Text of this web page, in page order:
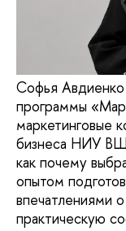
Софья
программы
маркетинговые
бизнеса НИУ
как почему
опытом
впечатлениями
практическую